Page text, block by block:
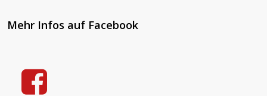
Mehr Infos auf Facebook